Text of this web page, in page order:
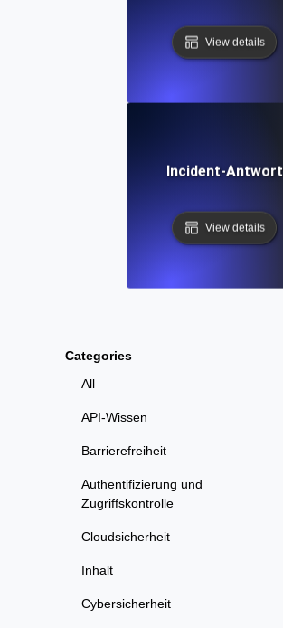
Categories
All
API-Wissen
Barrierefreiheit
Authentifizierung und
Zugriffskontrolle
Cloudsicherheit
Inhalt
Cybersicherheit
View details
Incident-Antwort
View details